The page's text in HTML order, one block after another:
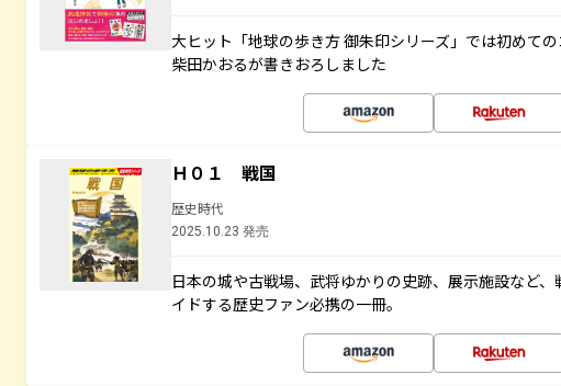
大ヒット「地球の歩き方 御朱印シリーズ」では初めて
柴田かおるが書きおろしました
Ｈ０１ 戦国
歴史時代
2025.10.23 発売
日本の城や古戦場、武将ゆかりの史跡、展示施設など
イドする歴史ファン必携の一冊。